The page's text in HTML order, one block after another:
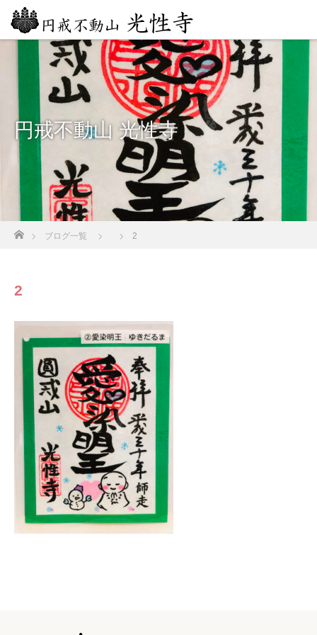
円戒不動山 光性寺
ブログ一覧 2
2